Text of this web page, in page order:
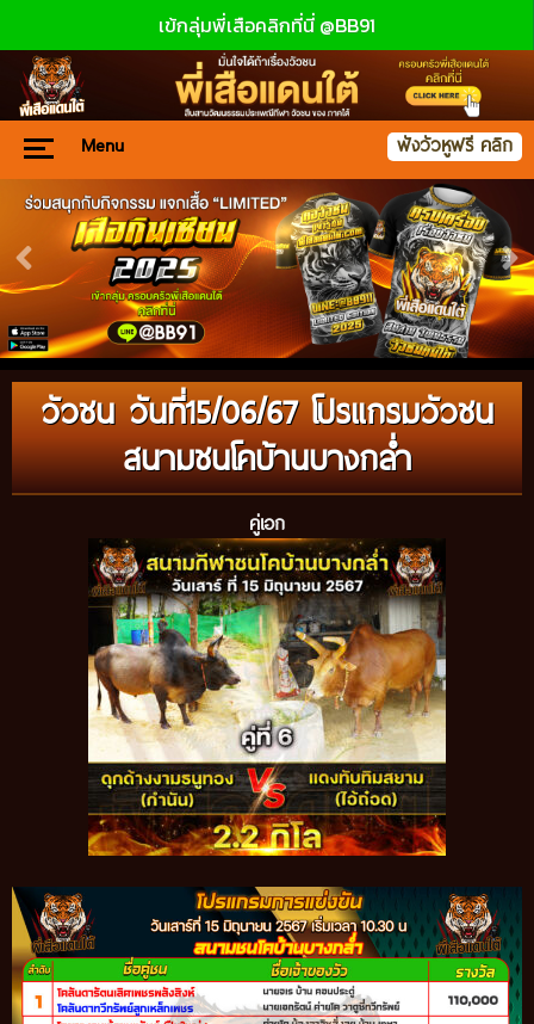
เข้กลุ่มพี่เสือคลิกที่นี่ @BB91
Menu ฟังวัวหูฟรี คลิก
วัวชน วันที่15/06/67 โปรแกรมวัวชน
สนามชนโคบ้านบางกล่ำ
คู่เอก